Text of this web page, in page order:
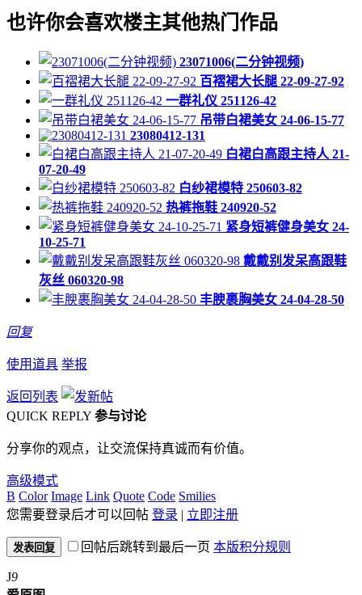
也许你会喜欢楼主其他热门作品
23071006(二分钟视频)
百褶裙大长腿 22-09-27-92
一群礼仪 251126-42
吊带白裙美女 24-06-15-77
23080412-131
白裙白高跟主持人 21-
07-20-49
白纱裙模特 250603-82
热裤拖鞋 240920-52
紧身短裤健身美女 24-
10-25-71
戴戴别发呆高跟鞋
灰丝 060320-98
丰腴裹胸美女 24-04-28-50
回复
使用道具 举报
返回列表
QUICK REPLY 参与讨论
分享你的观点，让交流保持真诚而有价值。
高级模式
B Color Image Link Quote Code Smilies
您需要登录后才可以回帖 登录 | 立即注册
发表回复 回帖后跳转到最后一页 本版积分规则
J9